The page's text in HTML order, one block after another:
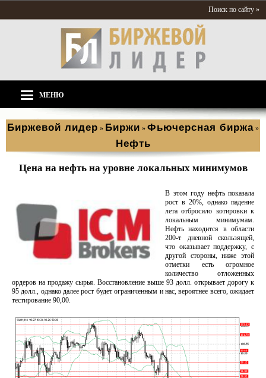
Поиск по сайту »
МЕНЮ
Биржевой лидер » Биржи » Фьючерсная биржа »
Нефть
Цена на нефть на уровне локальных минимумов
В этом году нефть показала
рост в 20%, однако падение
лета отбросило котировки к
локальным минимумам.
Нефть находится в области
200-т дневной скользящей,
что оказывает поддержку, с
другой стороны, ниже этой
отметки есть огромное
количество отложенных
ордеров на продажу сырья. Восстановление выше 93 долл. открывает дорогу к
95 долл., однако далее рост будет ограниченным и нас, вероятнее всего, ожидает
тестирование 90,00.